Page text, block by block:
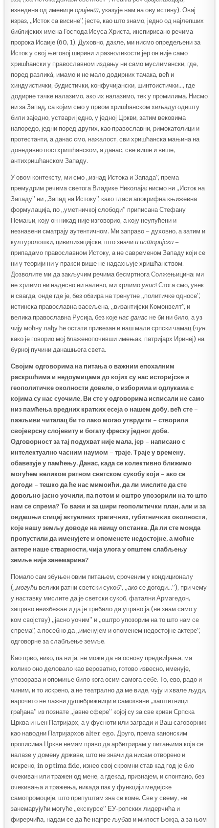
изведена од именицеоријент, указује нам на ову истину). Овај
израз, „Исток са висине”, јесте, као што знамо, једно од најлепших
библијских имена Господа Исуса Христа, инспирисано речима
пророка Исаије (60, 1). Духовно, дакле, ми нисмо опредељени за
Исток у свој његовој ширини и разноликости јер он није само
хришћански у православном издању ни само муслимански, где,
поред разликâ, имамо и не мало додирних тачака, већ и
хиндуистички, будистички, конфучијански, шинтоистички…, где
додирне тачке налазимо, ако их налазимо, тек у промилима. Нисмо
ни за Запад, са којим смо у првом хришћанском хиљадугодишту
били заједно, уствари једно, у једној Цркви, затим вековима
напоредо, једни поред других, као православни, римокатолици и
протестанти, а данас смо, нажалост, сви хришћанска мањина на
донедавно постхришћанском, а данас, све више и више,
антихришћанском Западу.
У овом контексту, ми смо „изнад Истока и Запада”, према
премудрим речима светога Владике Николаја: нисмо ни „Исток на
Западу” ни „Запад на Истоку”, како гласи апокрифна књижевна
формулација, по „уметничкој слободи” приписана Стефану
Немањи, коју он никад није изговорио, а коју неупућени и
незнавени сматрају аутентичном. Ми заправо – духовно, а затим и
културолошки, цивилизацијски, што значии историјски–
припадамо православном Истоку, а не савременом Западу који се
ни у теорији ни у пракси више не надахњује хришћанством.
Дозволите ми да закључим речима бесмртнога Солжењицина: ми
не хрлимо ни надесно ни налево, ми хрлимоувис! Стога смо, увек
и свагда, онде где је, без обзира на тренутне „политичке односе”,
истинска православна васељена, „византијски Комонвелт”, и
велика православна Русија, без којенас данас не би ни било, а уз
чију моћну лађу ће остати привезан и наш мали српски чамац (чун,
како је говорио мој блаженопочивши имењак, патријарх Иринеј) на
бурној пучини данашњега света.
Својим одговорима на питања о важним епохалним
раскршћима и недоумицама до којих су нас историјске и
геополитичке околности довеле, о изборима и одлукама с
којима су нас суочиле, Ви сте у одговорима исписали не само
низ памћења вредних кратких есеја о нашем добу, већ сте –
пажљиви читалац би то лако могао утврдити – створили
својеврсну слојевиту и богату фреску једног доба.
Одговорност за тај подухват није мала, јер – написано с
интелектуално часним наумом – траје. Траје у времену,
обавезује у памћењу. Данас, када се колективно ближимо
могућем великом ратном светском сукобу који – ако се
догоди –тешко да ће нас мимоићи, да ли мислите да сте
довољно јасно уочили, па потом и оштро упозорили на то што
нам се спрема? То важи и за шири геополитички план, али и за
овдашњи стицај актуелних трагичних, губитничких околности,
које нашу земљу доводе на ивицу опстанка. Да ли сте можда
пропустили да именујете и опоменете недостојне, а моћне
актере наше стварности, чија улога у општем слабљењу
земље није занемарива?
Помало сам збуњен овим питањем, сроченим у кондиционалу
(„могући велики ратни светски сукоб”, „акосе догоди…”), при чему
у наставку мислите да је светски сукоб, фатални Армагедон,
заправо неизбежан и да је требало да управо ја (не знам само у
ком својству) „јасно уочим” и „оштро упозорим на то што нам се
спрема”, а посебно да „именујем и опоменем недостојне актере”,
одговорне за слабљење земље.
Као прво, нико, па ни ја, не може да на основу предвиђања, ма
колико оно деловало као вероватно, готово извесно, именује,
упозорава и опомиње било кога осим самога себе. То, ево, радо и
чиним, и то искрено, а не театрално да ме виде, чују и хвале људи,
нарочито не лажни душебрижници и самозвани „заштитници
грађана” из познате „јавне сфере” којој су за све криви Српска
Црква и њен Патријарх, а у фусноти или загради и Ваш саговорник
као наводни Патријархов alter ego. Друго, према канонским
прописима Цркве немам право да арбитрирам у питањима која се
налазе у домену државе, што не значи да нисам отворено и
искрено, in optima fide, изнео свој скромни став кад год је био
очекиван или тражен од мене, а гдекад, признајем, и спонтано, без
очекивања и тражења, никада пак у функцији медијске
самопромоције, што препуштам зна се коме. Све у свему, не
занемарујући могуће „екскурсе” ЕУ-ропских лидерчића и
фирерчића, надам се да ће најпре љубав и милост Божја, а за њом